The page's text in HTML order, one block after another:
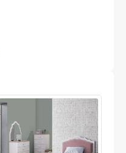
sichern!
senden